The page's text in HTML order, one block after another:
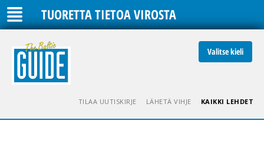
TUORETTA TIETOA VIROSTA
Valitse kieli
TILAA UUTISKIRJE LÄHETÄ VIHJE KAIKKI LEHDET